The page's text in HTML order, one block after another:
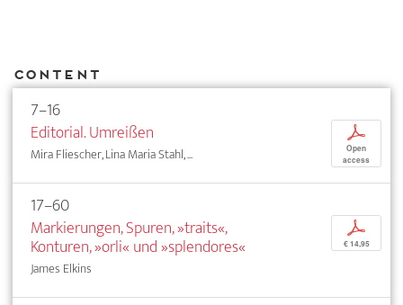
Content
7–16
Editorial. Umreißen
Mira Fliescher, Lina Maria Stahl, ...
p
Open
access
17–60
Markierungen, Spuren, »traits«,
Konturen, »orli« und »splendores«
James Elkins
p
€ 14,95